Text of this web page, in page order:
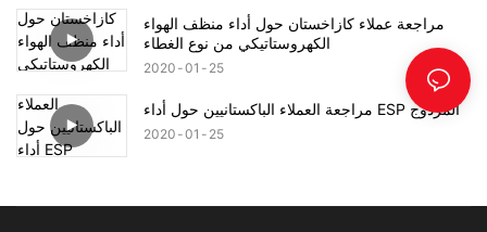
مراجعة عملاء كازاخستان حول أداء منظف الهواء
الكهروستاتيكي من نوع الغطاء
2020 01 25
مراجعة العملاء الباكستانيين حول أداء ESP المزدوج
2020 01 25